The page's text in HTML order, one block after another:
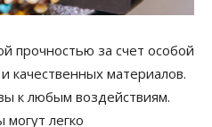
прочностью за счет особой
качественных материалов.
к любым воздействиям.
легко